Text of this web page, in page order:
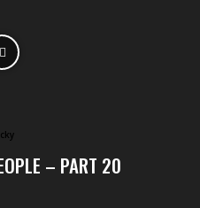
– PART 20